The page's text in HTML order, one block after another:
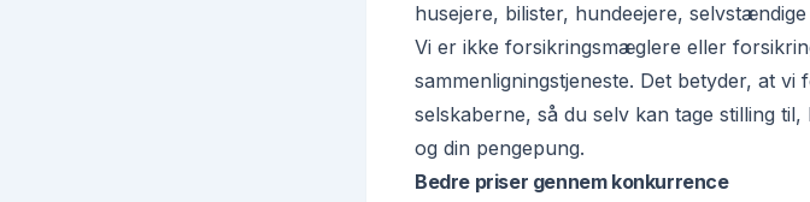
husejere, bilister, hundeejere,
Vi er ikke forsikringsmæglere eller
sammenligningstjeneste. Det betyder, at
selskaberne, så du selv kan tage stilling
og din pengepung.
Bedre priser gennem konkurrence